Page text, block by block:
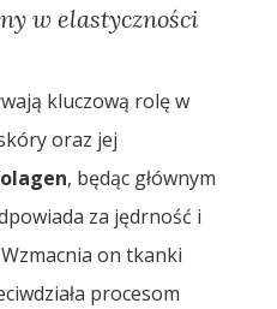
w elastyczności
kluczową rolę w
oraz jej
, będąc głównym
za jędrność i
on tkanki
procesom